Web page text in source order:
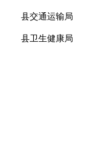
县交通运输局
县卫生健康局